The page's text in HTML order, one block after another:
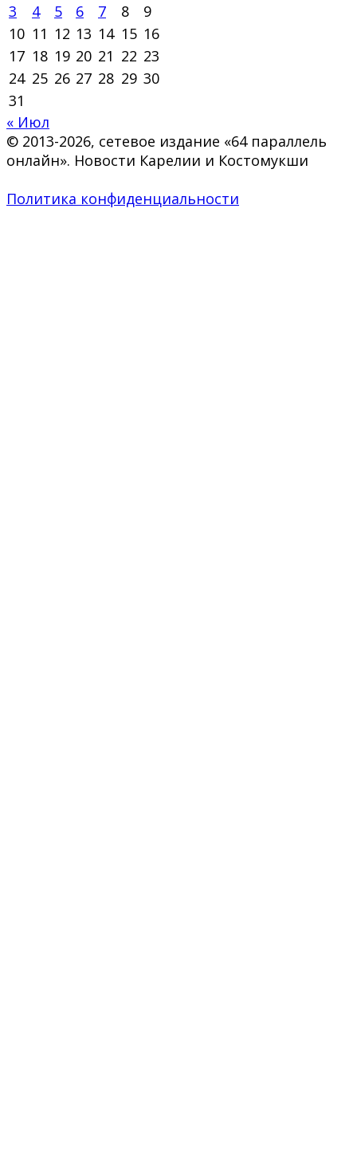
3
4 5 6 7 8
9
10 11 12 13 14 15 16
17 18 19 20 21 22 23
24 25 26 27 28 29 30
31
« Июл
© 2013-2026, сетевое издание «64 параллель
онлайн». Новости Карелии и Костомукши
Политика конфиденциальности